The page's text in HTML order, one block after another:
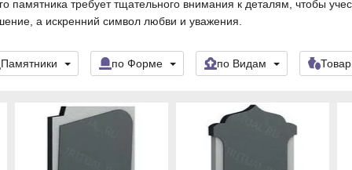
памятника требует тщательного внимания к деталям, чтобы
а искренний символ любви и уважения.
Памятники по Форме по Видам